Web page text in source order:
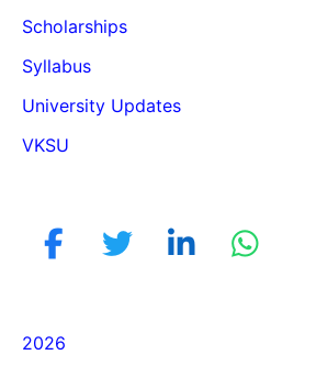
Scholarships
Syllabus
University Updates
VKSU
2026